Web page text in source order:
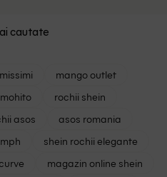
cautate
mango outlet
rochii shein
asos
asos romania
shein rochii elegante
magazin online shein